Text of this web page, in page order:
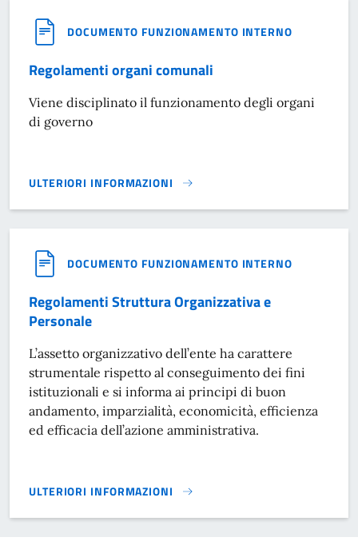
DOCUMENTO FUNZIONAMENTO INTERNO
Regolamenti organi comunali
Viene disciplinato il funzionamento degli organi
di governo
ULTERIORI INFORMAZIONI
REGOLAMENTI ORGANI COMUNALI}
DOCUMENTO FUNZIONAMENTO INTERNO
Regolamenti Struttura Organizzativa e
Personale
L’assetto organizzativo dell’ente ha carattere
strumentale rispetto al conseguimento dei fini
istituzionali e si informa ai principi di buon
andamento, imparzialità, economicità, efficienza
ed efficacia dell’azione amministrativa.
ULTERIORI INFORMAZIONI
REGOLAMENTI STRUTTURA ORGANIZZATIVA E PERSONALE}